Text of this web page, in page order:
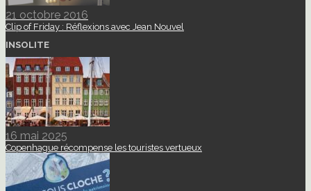
21 octobre 2016
Clip of Friday : Réflexions avec Jean Nouvel
INSOLITE
16 mai 2025
Copenhague récompense les touristes vertueux